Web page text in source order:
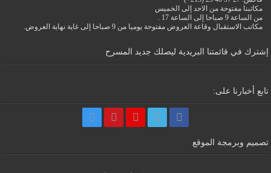
مكاتبنا مفتوحة من الاحد إلى الخميس
من الساعة 9 صباحا إلى الساعة 17 .
مكاتب الاستقبال وقاعة العروض مفتوحة يوميا من 9 صباحا إلى غاية نهاية العروض.
إشترك في قائمتنا البريدية ليصلك جديد المسرح
تابع أخبارنا على:
تصميم وبرمجة الموقع